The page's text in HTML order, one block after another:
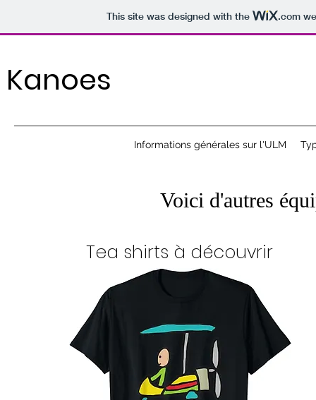
This site was designed with the .com
Kanoes
Informations générales sur l'ULM
Voici d'autres
Tea shirts à découvrir